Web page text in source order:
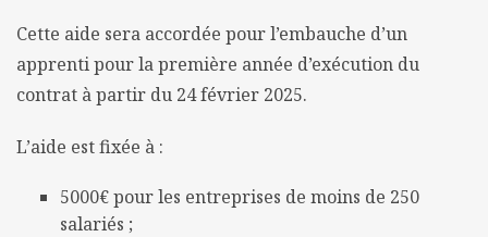
Cette aide sera accordée pour l’embauche d’un
apprenti pour la première année d’exécution du
contrat à partir du 24 février 2025.
L’aide est fixée à :
5000€ pour les entreprises de moins de 250
salariés ;